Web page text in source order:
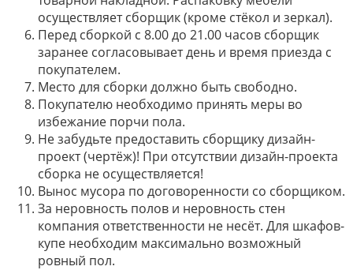
осуществляет сборщик (кроме стёкол и зеркал).
Перед сборкой с 8.00 до 21.00 часов сборщик
заранее согласовывает день и время приезда с
покупателем.
Место для сборки должно быть свободно.
Покупателю необходимо принять меры во
избежание порчи пола.
Не забудьте предоставить сборщику дизайн-
проект (чертёж)! При отсутствии дизайн-проекта
сборка не осуществляется!
Вынос мусора по договоренности со сборщиком.
За неровность полов и неровность стен
компания ответственности не несёт. Для шкафов-
купе необходим максимально возможный
ровный пол.